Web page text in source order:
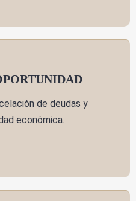
de deudas y
económica.